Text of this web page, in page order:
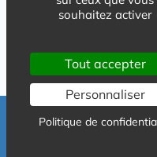
EN
EN
Céder un lot acquis en
Besoin
souhaitez activer
Tout accepter
Personnaliser
Politique de